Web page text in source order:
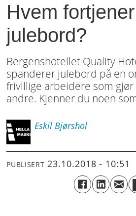
Hvem
julebord?
Bergenshotellet Quality
spanderer julebord på en
frivillige arbeidere som
andre. Kjenner du noen
Eskil Bjørshol
PUBLISERT 23.10.2018 - 10:51